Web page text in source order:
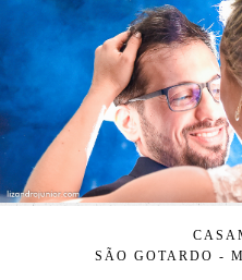
SÃO GOTARDO -